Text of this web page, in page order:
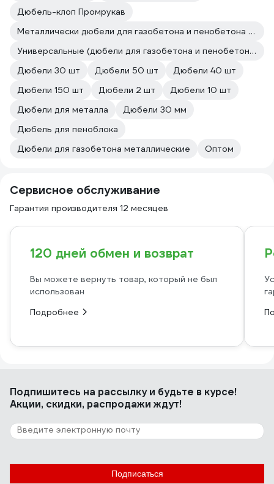
Дюбель-клоп Промрукав
Металлически дюбели для газобетона и пенобетона Промрукав
Универсальные (дюбели для газобетона и пенобетона)
Дюбели 30 шт
Дюбели 50 шт
Дюбели 40 шт
Дюбели 150 шт
Дюбели 2 шт
Дюбели 10 шт
Дюбели для металла
Дюбели 30 мм
Дюбель для пеноблока
Дюбели для газобетона металлические
Оптом
Сервисное обслуживание
Гарантия производителя 12 месяцев
120 дней обмен и возврат
Вы можете вернуть товар, который не был
использован
Подробнее
Подпишитесь на рассылкуи будьте в курсе!
Акции, скидки, распродажи ждут!
Подписаться